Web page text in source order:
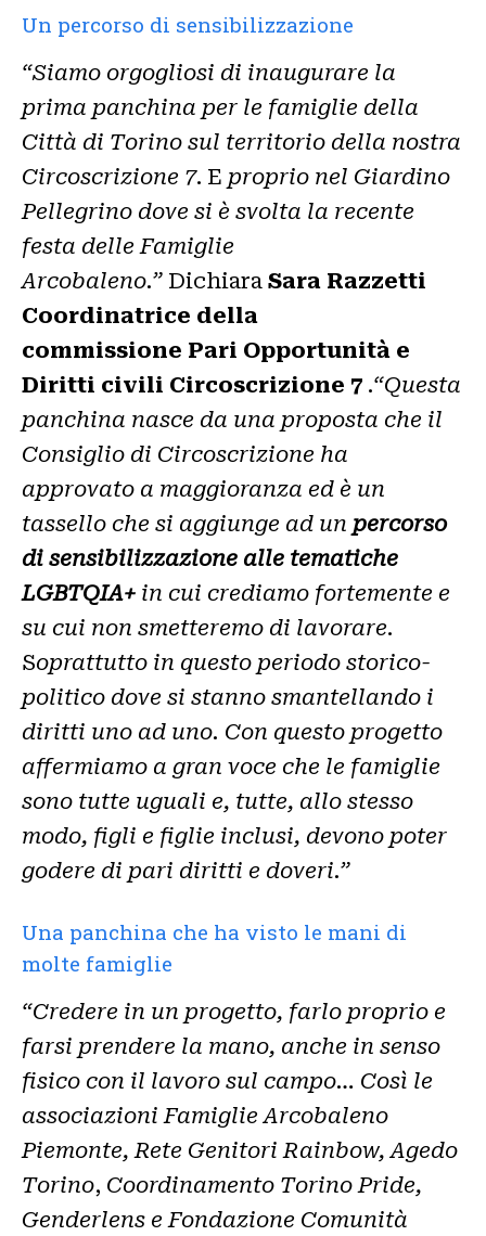
Un percorso di sensibilizzazione
“Siamo orgogliosi di inaugurare la
prima panchina per le famiglie della
Città di Torino sul territorio della nostra
Circoscrizione 7. E proprio nel Giardino
Pellegrino dove si è svolta la recente
festa delle Famiglie
Arcobaleno.” Dichiara Sara Razzetti
Coordinatrice della
commissione Pari Opportunità e
Diritti civili Circoscrizione 7 .“Questa
panchina nasce da una proposta che il
Consiglio di Circoscrizione ha
approvato a maggioranza ed è un
tassello che si aggiunge ad un percorso
di sensibilizzazione alle tematiche
LGBTQIA+ in cui crediamo fortemente e
su cui non smetteremo di lavorare.
Soprattutto in questo periodo storico-
politico dove si stanno smantellando i
diritti uno ad uno. Con questo progetto
affermiamo a gran voce che le famiglie
sono tutte uguali e, tutte, allo stesso
modo, figli e figlie inclusi, devono poter
godere di pari diritti e doveri.”
Una panchina che ha visto le mani di
molte famiglie
“Credere in un progetto, farlo proprio e
farsi prendere la mano, anche in senso
fisico con il lavoro sul campo… Così le
associazioni Famiglie Arcobaleno
Piemonte, Rete Genitori Rainbow, Agedo
Torino, Coordinamento Torino Pride,
Genderlens e Fondazione Comunità